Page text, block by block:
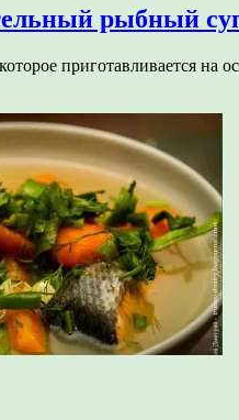
рыбный
приготавливается на